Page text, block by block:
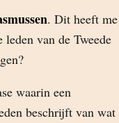
. Dit heeft me
van de Tweede
waarin een
beschrijft van wat